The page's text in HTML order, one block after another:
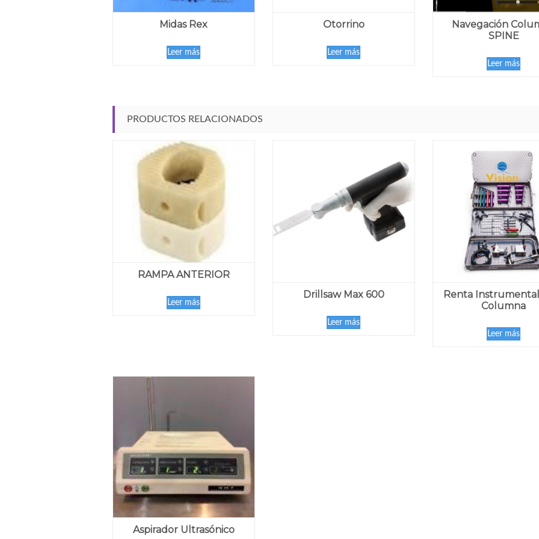
Midas Rex
Leer más
Otorrino
Leer más
Navegación
SPINE
Leer más
PRODUCTOS RELACIONADOS
RAMPA ANTERIOR
Leer más
Drillsaw Max 600
Leer más
Renta
Columna
Leer más
Aspirador Ultrasónico